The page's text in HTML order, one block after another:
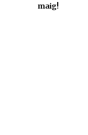
maig!